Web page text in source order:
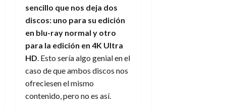
sencillo que nos deja dos
discos: uno para su edición
en blu-ray normal y otro
para la edición en 4K Ultra
HD. Esto sería algo genial en el
caso de que ambos discos nos
ofreciesen el mismo
contenido, pero no es así.